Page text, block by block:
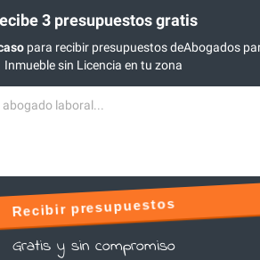
3 presupuestos gratis
para recibir presupuestos deAbogados
Inmueble sin Licencia en tu zona
Recibir presupuestos
Gratis y sin compromiso